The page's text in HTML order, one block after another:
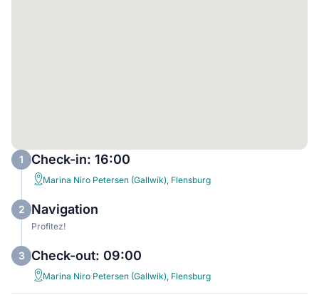
1 Check-in: 16:00
Marina Niro Petersen (Gallwik), Flensburg
2 Navigation
Profitez!
3 Check-out: 09:00
Marina Niro Petersen (Gallwik), Flensburg